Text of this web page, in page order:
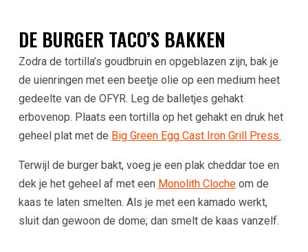
DE BURGER TACO’S BAKKEN
Zodra de tortilla’s goudbruin en opgeblazen zijn, bak je
de uienringen met een beetje olie op een medium heet
gedeelte van de OFYR. Leg de balletjes gehakt
erbovenop. Plaats een tortilla op het gehakt en druk het
geheel plat met de Big Green Egg Cast Iron Grill Press.
Terwijl de burger bakt, voeg je een plak cheddar toe en
dek je het geheel af met een Monolith Clocheom de
kaas te laten smelten. Als je met een kamado werkt,
sluit dan gewoon de dome; dan smelt de kaas vanzelf.